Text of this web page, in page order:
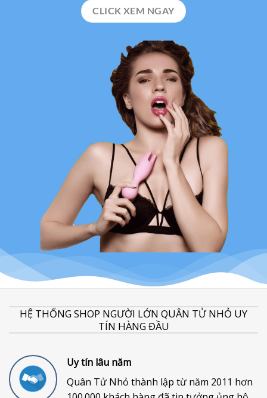
CLICK XEM NGAY
HỆ THỐNG SHOP NGƯỜI LỚN QUÂN TỬ NHỎ UY
TÍN HÀNG ĐẦU
Uy tín lâu năm
Quân Tử Nhỏ thành lập từ năm 2011 hơn